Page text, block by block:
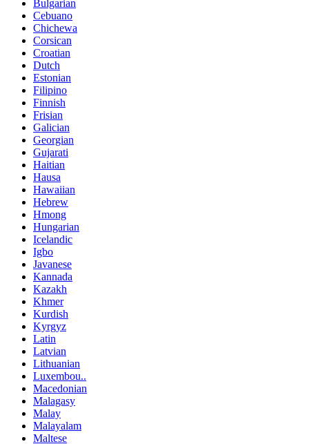
Bulgarian
Cebuano
Chichewa
Corsican
Croatian
Dutch
Estonian
Filipino
Finnish
Frisian
Galician
Georgian
Gujarati
Haitian
Hausa
Hawaiian
Hebrew
Hmong
Hungarian
Icelandic
Igbo
Javanese
Kannada
Kazakh
Khmer
Kurdish
Kyrgyz
Latin
Latvian
Lithuanian
Luxembou..
Macedonian
Malagasy
Malay
Malayalam
Maltese